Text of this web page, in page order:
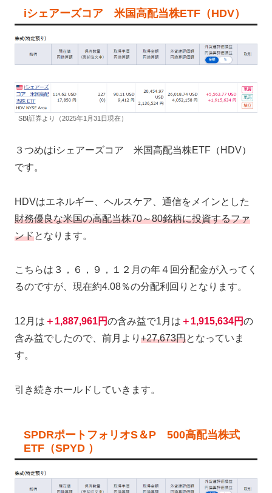
iシェアーズコア 米国高配当株ETF（HDV）
SBI証券より（2025年1月31日現在）
３つめはiシェアーズコア 米国高配当株ETF（HDV）
です。
HDVはエネルギー、ヘルスケア、通信をメインとした
財務優良な米国の高配当株70～80銘柄に投資するファ
ンドとなります。
こちらは３，６，９，１２月の年４回分配金が入ってく
るのですが、現在約4.08％の分配利回りとなります。
12月は ＋1,887,961円の含み益で1月は ＋1,915,634円の
含み益でしたので、前月より +27,673円となっていま
す。
引き続きホールドしていきます。
SPDRポートフォリオS＆P 500高配当株式
ETF（SPYD ）